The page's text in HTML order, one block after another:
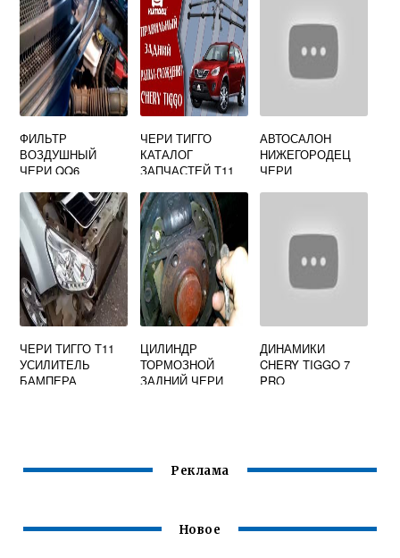
ФИЛЬТР
ВОЗДУШНЫЙ
ЧЕРИ QQ6
ЧЕРИ ТИГГО
КАТАЛОГ
ЗАПЧАСТЕЙ Т11
АВТОСАЛОН
НИЖЕГОРОДЕЦ
ЧЕРИ
ЧЕРИ ТИГГО Т11
УСИЛИТЕЛЬ
БАМПЕРА
ЦИЛИНДР
ТОРМОЗНОЙ
ЗАДНИЙ ЧЕРИ
ДИНАМИКИ
CHERY TIGGO 7
PRO
Реклама
Новое